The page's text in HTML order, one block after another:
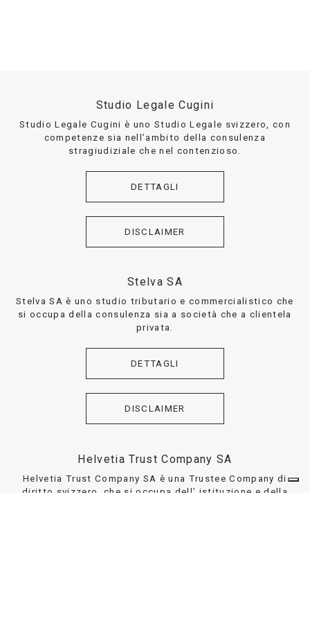
Studio Legale Cugini
Studio Legale Cugini è uno Studio Legale svizzero, con
competenze sia nell’ambito della consulenza
stragiudiziale che nel contenzioso.
DETTAGLI
DISCLAIMER
Stelva SA
Stelva SA è uno studio tributario e commercialistico che
si occupa della consulenza sia a società che a clientela
privata.
DETTAGLI
DISCLAIMER
Helvetia Trust Company SA
Helvetia Trust Company SA è una Trustee Company di
diritto svizzero, che si occupa dell’ istituzione e della